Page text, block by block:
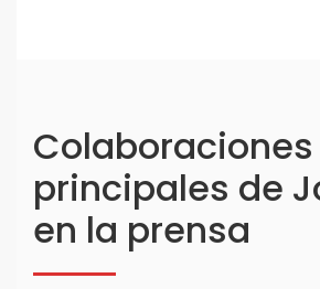
Colaboraciones
principales de
en la prensa